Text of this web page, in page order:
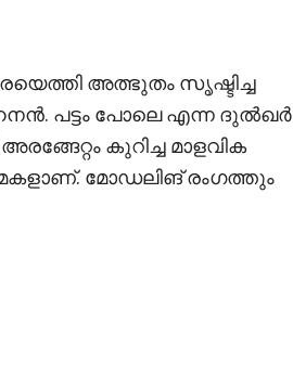
അത്ഭുതം സൃഷ്ടിച്ച
പട്ടം പോലെ എന്ന ദുല്‍ഖര്‍
കുറിച്ച മാളവിക
മോഡലിങ് രംഗത്തും